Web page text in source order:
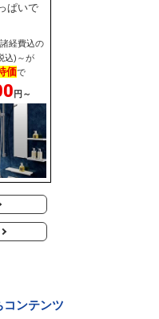
ぱいで
経費込の
込)～が
価で
円～
コンテンツ